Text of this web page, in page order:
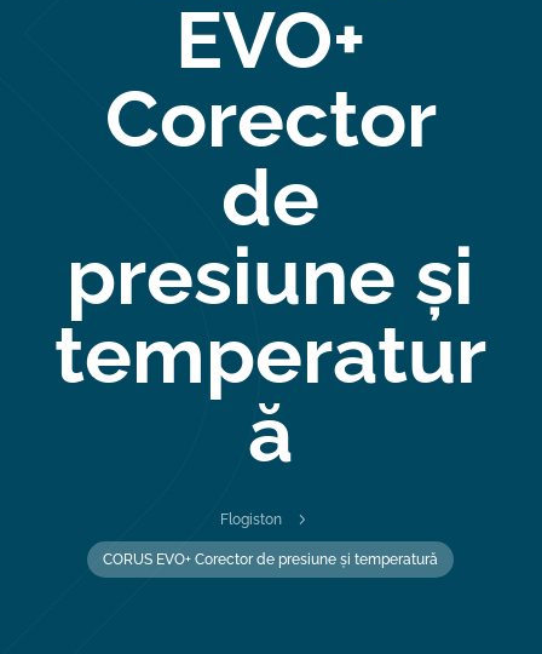
EVO+
Corector
de
presiune și
temperatur
ă
Flogiston 5
CORUS EVO+ Corector de presiune și temperatură